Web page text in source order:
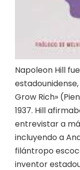
Napoleon Hill
Grow Rich»
1937. Hill
entrevistar a
incluyendo a
filántropo
inventor